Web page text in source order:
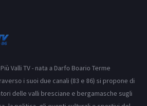
Valli TV - nata a Darfo Boario Terme
i suoi due canali (83 e 86) si propone di
delle valli bresciane e bergamasche sugli